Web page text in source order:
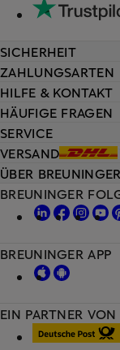
HILFE & KONTAKT
HÄUFIGE FRAGEN
SERVICE
VERSAND
SICHERHEIT
ZAHLUNGSARTEN
ÜBER BREUNINGER
EIN PARTNER VON
BREUNINGER
BREUNINGER APP